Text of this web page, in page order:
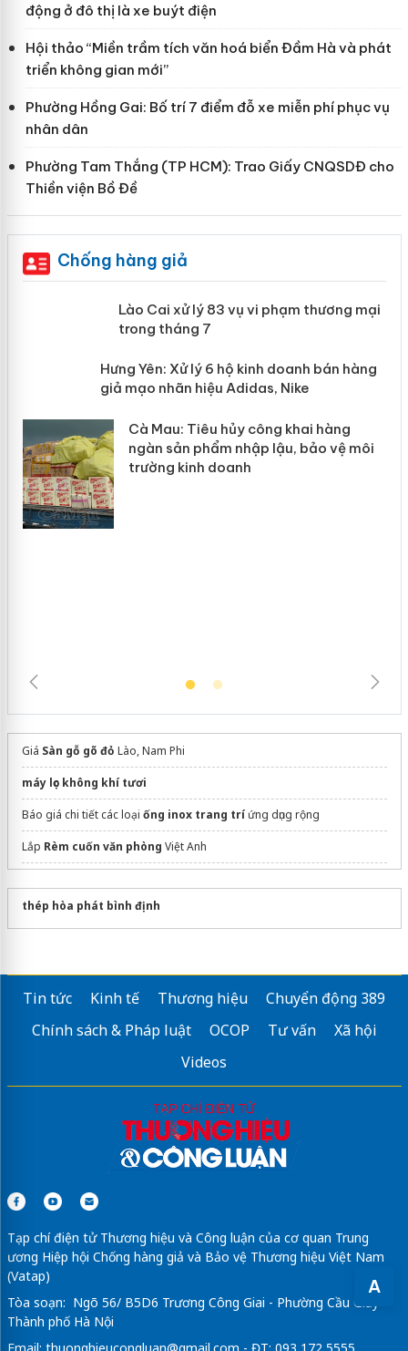
A
động ở đô thị là xe buýt điện
Hội thảo “Miền trầm tích văn hoá biển Đầm Hà và phát
triển không gian mới”
Phường Hồng Gai: Bố trí 7 điểm đỗ xe miễn phí phục vụ
nhân dân
Phường Tam Thắng (TP HCM): Trao Giấy CNQSDĐ cho
Thiền viện Bồ Đề
Chống hàng giả
Lào Cai xử lý 83 vụ vi phạm thương
mại trong tháng 7
Hưng Yên: Xử lý 6 hộ kinh doanh bán
hàng giả mạo nhãn hiệu Adidas, Nike
Giá Sàn gỗ gõ đỏ Lào, Nam Phi
máy lọc không khí tươi
Báo giá chi tiết các loại ống inox trang tríứng dụng rộng
Lắp Rèm cuốn văn phòng Việt Anh
Tủ đựng quần áocho phòng ngủ hiện đại
Ghế tắm nắnggiảm giá đến 15%
Mua Quạt thông gió vuông 700x700
kienmocphat.com
Sửa máy rửa bát bosch
dán phim cách nhiệt ô tô
thép hòa phát bình định
Tin tức Kinh tế Thương hiệu
Chuyển động 389
Chính sách & Pháp luật
OCOP Tư vấn
Xã hội
Videos
Tạp chí điện tử Thương hiệu và Công luận của cơ quan Trung
ương Hiệp hội Chống hàng giả và Bảo vệ Thương hiệu Việt Nam
(Vatap)
Tòa soạn: Ngõ 56/ B5D6 Trương Công Giai - Phường Cầu Giấy -
Thành phố Hà Nội